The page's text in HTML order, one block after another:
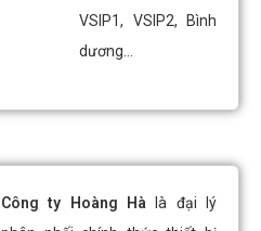
VSIP1, VSIP2, Bình
dương…
Công ty Hoàng Hà là đại lý